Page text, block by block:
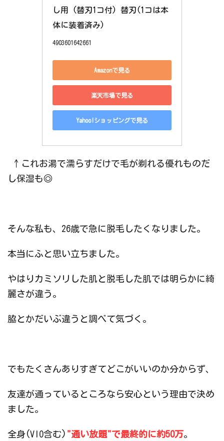
し用 (替刃1コ付) 替刃(1コは本
体に装着済み)
4903601642661
Amazonで見る
楽天市場で見る
Yahoo!ショッピングで見る
↑これお湯で濡らすだけで毛が剃れる優れものだ
し保湿も◎
そんな私も、26歳で急に脱毛したくなりました。
本当にふと思い立ちました。
やはりカミソリした肌と脱毛した肌では明らかに綺
麗さが違う。
脇とかだいぶ違うと調べて気づく。
でもたくさんありすぎてどこがいいのか分からず、
友達が通っているところなら安心という理由で決め
ました。
全身(VIO含む) "通い放題"で最終的に約50万。